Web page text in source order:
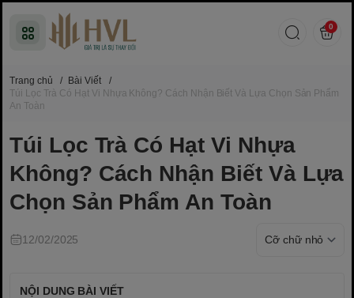
0
Trang chủ / Bài Viết
/
Túi Lọc Trà Có Hạt Vi Nhựa Không? Cách Nhận Biết Và Lựa Chọn Sản Phẩm
An Toàn
Túi Lọc Trà Có Hạt Vi Nhựa
Không? Cách Nhận Biết Và Lựa
Chọn Sản Phẩm An Toàn
12/02/2025
NỘI DUNG BÀI VIẾT